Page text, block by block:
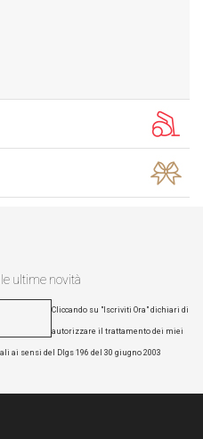
ultime novità
Cliccando su "Iscriviti Ora" dichiari di
autorizzare il trattamento dei miei
ai sensi del Dlgs 196 del 30 giugno 2003